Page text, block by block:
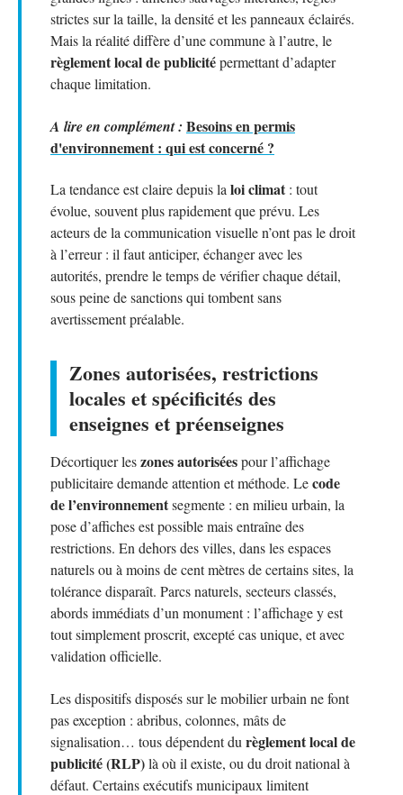
strictes sur la taille, la densité et les panneaux éclairés.
Mais la réalité diffère d’une commune à l’autre, le
règlement local de publicitépermettant d’adapter
chaque limitation.
A lire en complément : Besoins en permis
d'environnement : qui est concerné ?
La tendance est claire depuis la loi climat : tout
évolue, souvent plus rapidement que prévu. Les
acteurs de la communication visuelle n’ont pas le droit
à l’erreur : il faut anticiper, échanger avec les
autorités, prendre le temps de vérifier chaque détail,
sous peine de sanctions qui tombent sans
avertissement préalable.
Zones autorisées, restrictions
locales et spécificités des
enseignes et préenseignes
Décortiquer leszones autoriséespour l’affichage
publicitaire demande attention et méthode. Lecode
de l’environnementsegmente : en milieu urbain, la
pose d’affiches est possible mais entraîne des
restrictions. En dehors des villes, dans les espaces
naturels ou à moins de cent mètres de certains sites, la
tolérance disparaît. Parcs naturels, secteurs classés,
abords immédiats d’un monument : l’affichage y est
tout simplement proscrit, excepté cas unique, et avec
validation officielle.
Les dispositifs disposés sur le mobilier urbain ne font
pas exception : abribus, colonnes, mâts de
signalisation… tous dépendent du règlement local de
publicité (RLP)là où il existe, ou du droit national à
défaut. Certains exécutifs municipaux limitent